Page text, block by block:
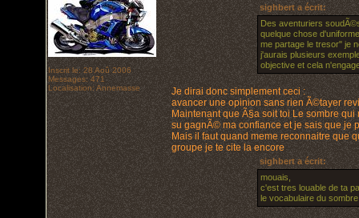
Inscrit le: 28 Aoû 2006
Messages: 471
Localisation: Annemasse
sighbert a écrit:
Des aventuriers
quelque chose
me partage le tresor" je
j'aurais plusieurs
objective et cela
Je dirai donc simplement ceci :
avancer une opinion sans rien Ã©tayer
Maintenant que Ã§a soit toi Le sombre
su gagnÃ© ma confiance et je sais que je
Mais il faut quand meme reconnaitre que
groupe je te cite la encore
sighbert a écrit:
mouais,
c'est tres louable de ta
le vocabulaire du